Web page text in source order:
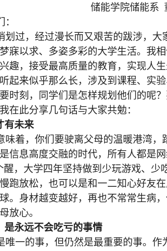
储能学院储能系
划过，经过漫长而又艰苦的跋涉，
寐以求、多姿多彩的大学生活。我
趣，接受最高质量的教育，实现人
起来似乎那么长，涉及到课程、实
时刻，同学们是怎样规划他们的呢
在此分享几句话与大家共勉：
有未来
味着，你们要驶离父母的温暖港湾
信息高度交融的时代，所有人都是
醒，大学四年坚持做到少玩游戏、
跑放松，也可以是和一二知心好友
。身材越变越好，再也不常常生病
放心。
是永远不会吃亏的事情
唯一的事，但仍然是最重要的事。